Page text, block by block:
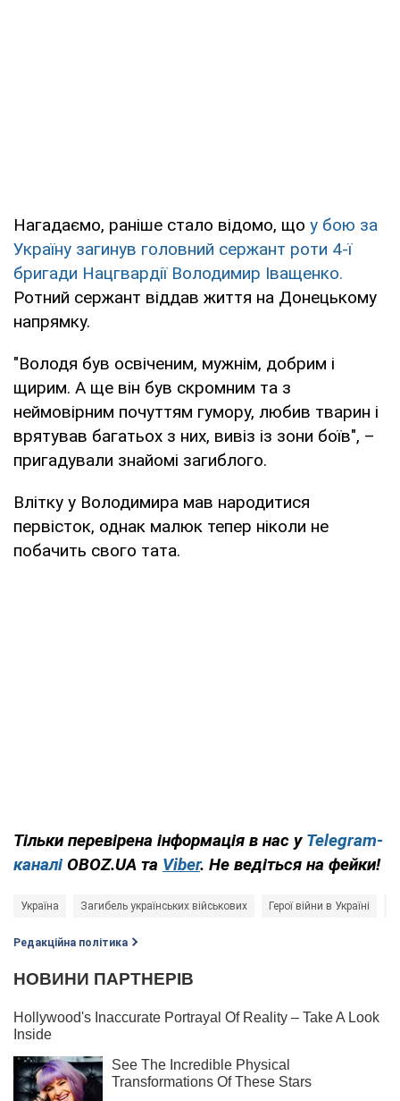
Нагадаємо, раніше стало відомо, що у бою за
Україну загинув головний сержант роти 4-ї
бригади Нацгвардії Володимир Іващенко.
Ротний сержант віддав життя на Донецькому
напрямку.
"Володя був освіченим, мужнім, добрим і
щирим. А ще він був скромним та з
неймовірним почуттям гумору, любив тварин і
врятував багатьох з них, вивіз із зони боїв", –
пригадували знайомі загиблого.
Влітку у Володимира мав народитися
первісток, однак малюк тепер ніколи не
побачить свого тата.
Тільки перевірена інформація в нас у Telegram-
каналі OBOZ.UA та Viber. Не ведіться на фейки!
Україна Загибель українських військових Герої війни в Україні
Редакційна політика